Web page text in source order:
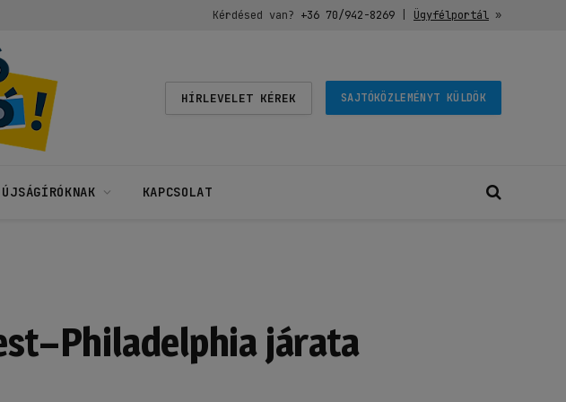
Kérdésed van? +36 70/942-8269| Ügyfélportál»
HÍRLEVELET KÉREK SAJTÓKÖZLEMÉNYT KÜLDÖK
ÚJSÁGÍRÓKNAK KAPCSOLAT
járata